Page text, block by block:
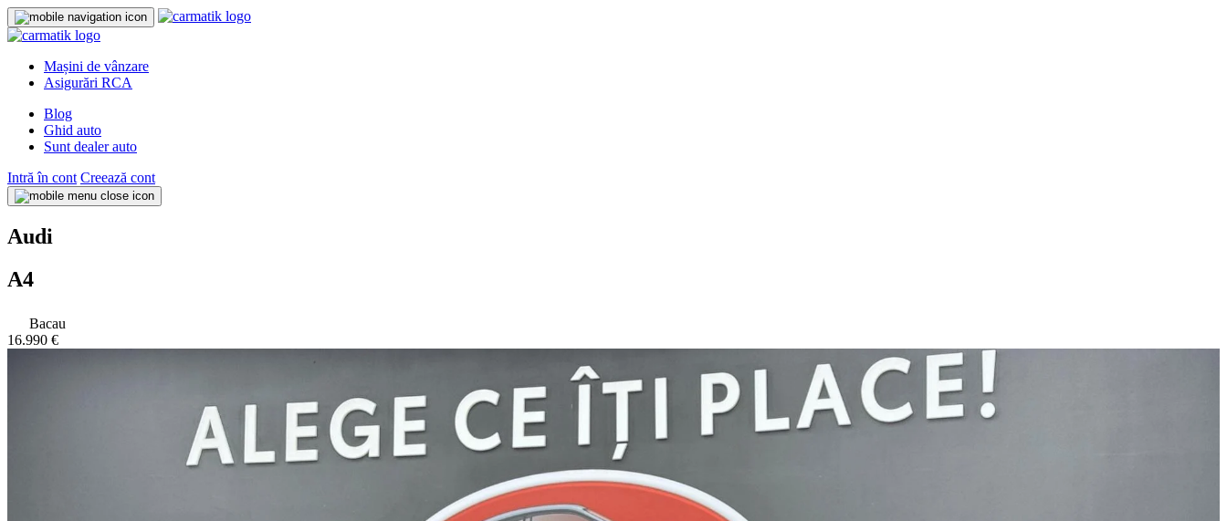
Mașini de vânzare
Asigurări RCA
Blog
Ghid auto
Sunt dealer auto
Intră în cont Creează cont
Audi
A4
Bacau
16.990 €